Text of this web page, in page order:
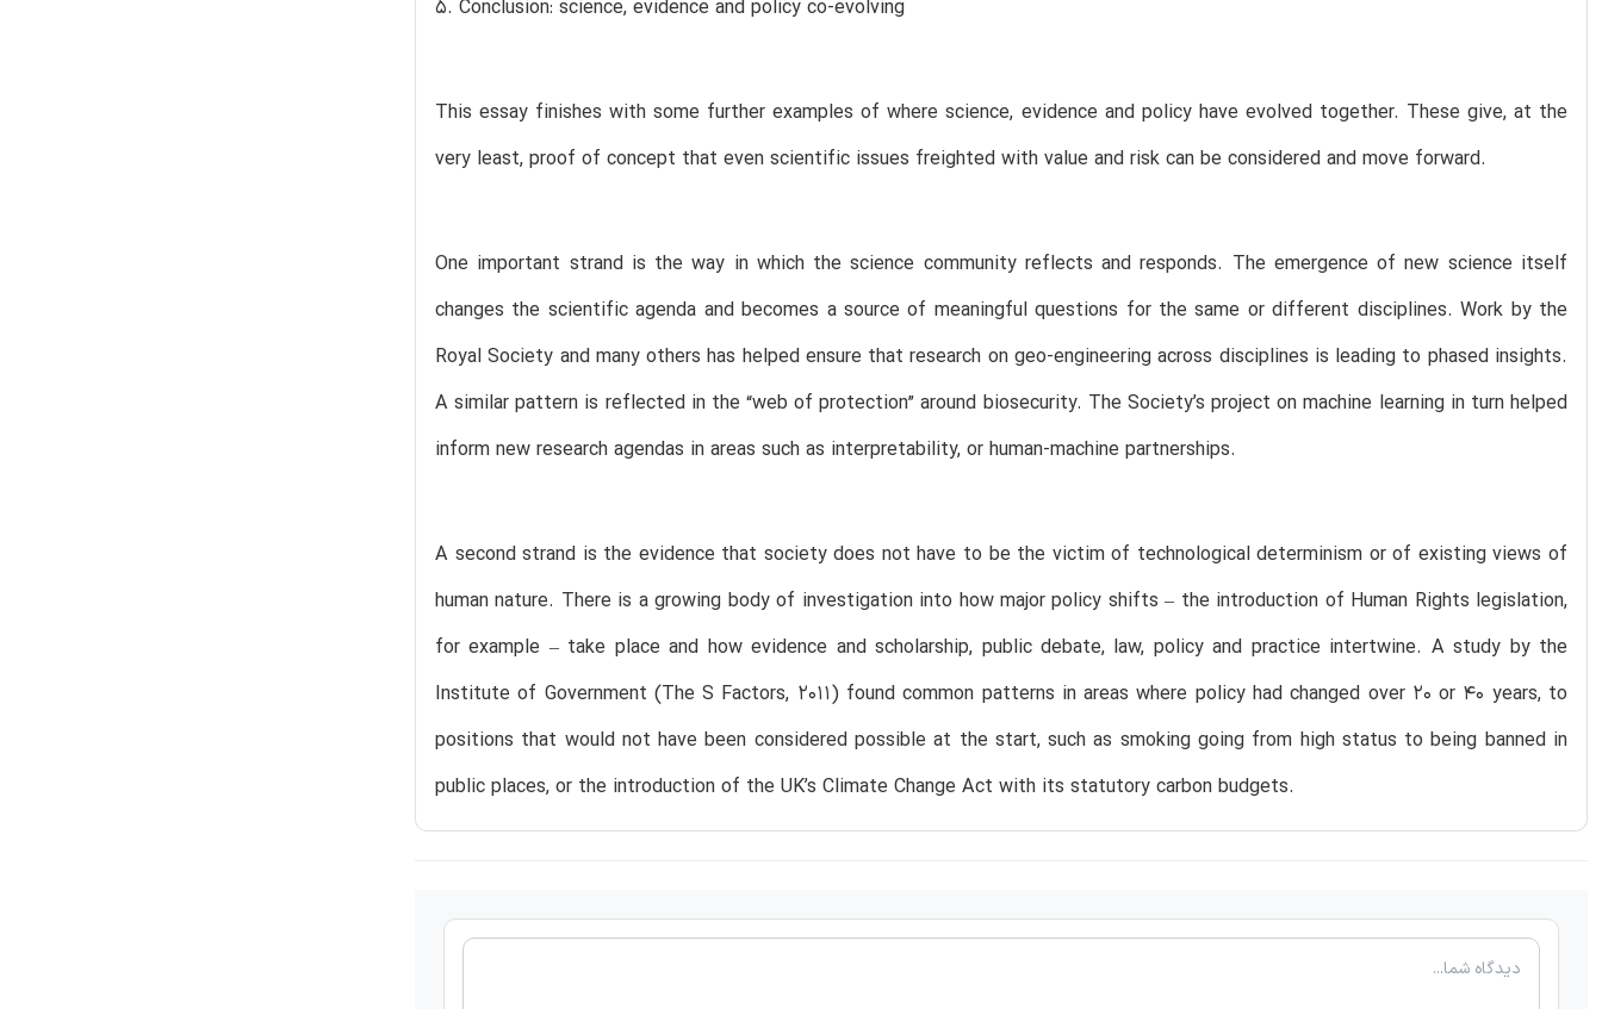
5. Conclusion: science, evidence and policy co-evolving
This essay finishes with some further examples of where science, evidence and policy have evolved together. These give, at the
very least, proof of concept that even scientific issues freighted with value and risk can be considered and move forward.
One important strand is the way in which the science community reflects and responds. The emergence of new science itself
changes the scientific agenda and becomes a source of meaningful questions for the same or different disciplines. Work by the
Royal Society and many others has helped ensure that research on geo-engineering across disciplines is leading to phased insights.
A similar pattern is reflected in the “web of protection” around biosecurity. The Society’s project on machine learning in turn helped
inform new research agendas in areas such as interpretability, or human-machine partnerships.
A second strand is the evidence that society does not have to be the victim of technological determinism or of existing views of
human nature. There is a growing body of investigation into how major policy shifts – the introduction of Human Rights legislation,
for example – take place and how evidence and scholarship, public debate, law, policy and practice intertwine. A study by the
Institute of Government (The S Factors, 2011) found common patterns in areas where policy had changed over 20 or 40 years, to
positions that would not have been considered possible at the start, such as smoking going from high status to being banned in
public places, or the introduction of the UK’s Climate Change Act with its statutory carbon budgets.